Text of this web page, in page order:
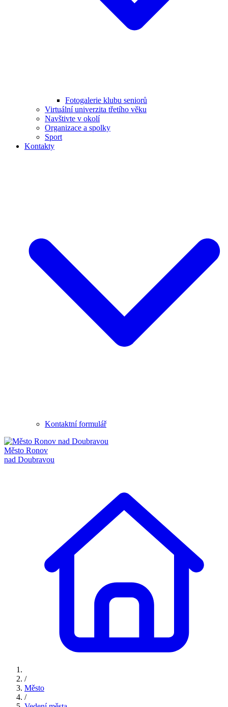
Fotogalerie klubu seniorů
Virtuální univerzita třetího věku
Navštivte v okolí
Organizace a spolky
Sport
Kontakty
Kontaktní formulář
Město Ronov
nad Doubravou
/
Město
/